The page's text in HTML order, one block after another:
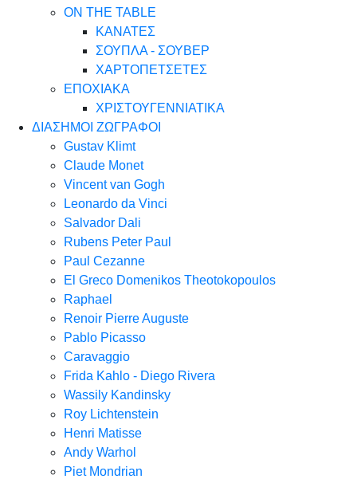
ON THE TABLE
ΚΑΝΑΤΕΣ
ΣΟΥΠΛΑ - ΣΟΥΒΕΡ
ΧΑΡΤΟΠΕΤΣΕΤΕΣ
ΕΠΟΧΙΑΚΑ
ΧΡΙΣΤΟΥΓΕΝΝΙΑΤΙΚΑ
ΔΙΑΣΗΜΟΙ ΖΩΓΡΑΦΟΙ
Gustav Klimt
Claude Monet
Vincent van Gogh
Leonardo da Vinci
Salvador Dali
Rubens Peter Paul
Paul Cezanne
El Greco Domenikos Theotokopoulos
Raphael
Renoir Pierre Auguste
Pablo Picasso
Caravaggio
Frida Kahlo - Diego Rivera
Wassily Kandinsky
Roy Lichtenstein
Henri Matisse
Andy Warhol
Piet Mondrian